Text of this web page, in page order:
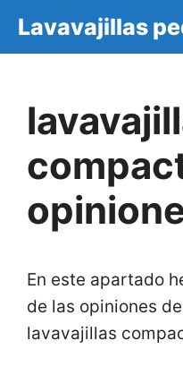
Lavavajillas
En este apartado
de las opiniones
lavavajillas